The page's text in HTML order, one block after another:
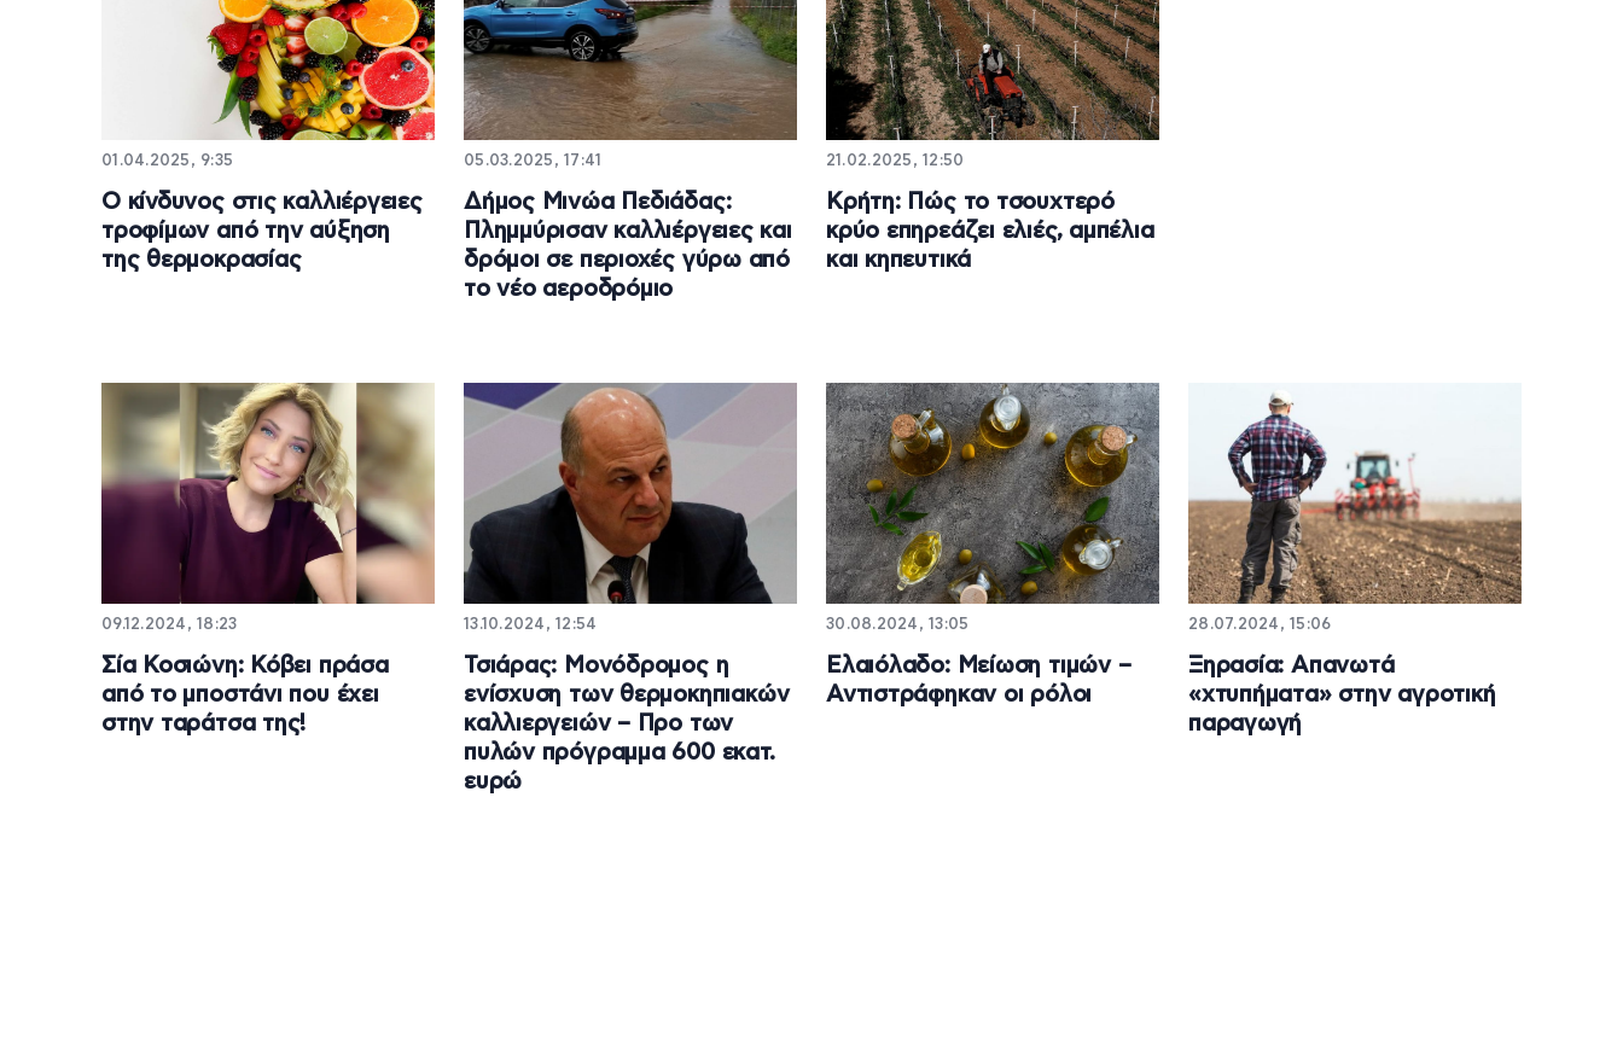
01.04.2025, 9:35
Ο κίνδυνος στις καλλιέργειες
τροφίμων από την αύξηση
της θερμοκρασίας
05.03.2025, 17:41
Δήμος Μινώα Πεδιάδας:
Πλημμύρισαν καλλιέργειες και
δρόμοι σε περιοχές γύρω από
το νέο αεροδρόμιο
21.02.2025, 12:50
Κρήτη: Πώς το τσουχτερό
κρύο επηρεάζει ελιές, αμπέλια
και κηπευτικά
09.12.2024, 18:23
Σία Κοσιώνη: Κόβει πράσα
από το μποστάνι που έχει
στην ταράτσα της!
13.10.2024, 12:54
Τσιάρας: Μονόδρομος η
ενίσχυση των θερμοκηπιακών
καλλιεργειών – Προ των
πυλών πρόγραμμα 600 εκατ.
ευρώ
30.08.2024, 13:05
Ελαιόλαδο: Μείωση τιμών –
Αντιστράφηκαν οι ρόλοι
28.07.2024, 15:06
Ξηρασία: Απανωτά
«χτυπήματα» στην αγροτική
παραγωγή